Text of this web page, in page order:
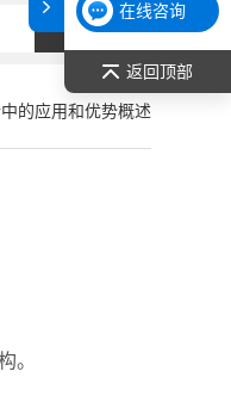
的应用和优势概述
。
在线咨询
返回顶部